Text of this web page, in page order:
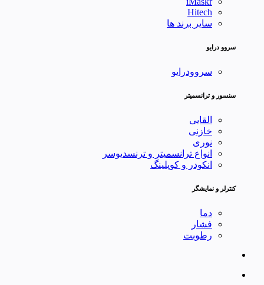
Hitech
سایر برند ها
سروو درایو
سروودرایو
سنسور و ترانسمیتر
القایی
خازنی
نوری
انواع ترانسمیتر و ترنسدیوسر
انکودر و کوپلینگ
کنترلر و نمایشگر
دما
فشار
رطوبت